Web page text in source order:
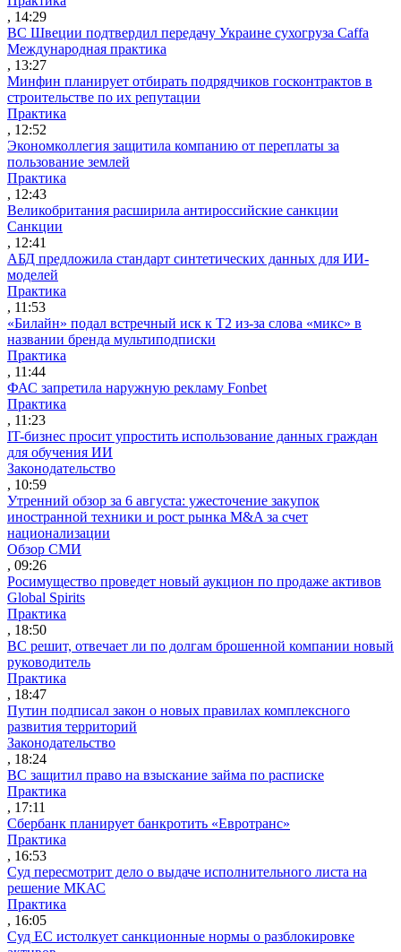
, 14:29
ВС Швеции подтвердил передачу Украине сухогруза Caffa
Международная практика
, 13:27
Минфин планирует отбирать подрядчиков госконтрактов в
строительстве по их репутации
Практика
, 12:52
Экономколлегия защитила компанию от переплаты за
пользование землей
Практика
, 12:43
Великобритания расширила антироссийские санкции
Санкции
, 12:41
АБД предложила стандарт синтетических данных для ИИ-
моделей
Практика
, 11:53
«Билайн» подал встречный иск к Т2 из-за слова «микс» в
названии бренда мультиподписки
Практика
, 11:44
ФАС запретила наружную рекламу Fonbet
Практика
, 11:23
IT-бизнес просит упростить использование данных граждан
для обучения ИИ
Законодательство
, 10:59
Утренний обзор за 6 августа: ужесточение закупок
иностранной техники и рост рынка M&A за счет
национализации
Обзор СМИ
, 09:26
Росимущество проведет новый аукцион по продаже активов
Global Spirits
Практика
, 18:50
ВС решит, отвечает ли по долгам брошенной компании новый
руководитель
Практика
, 18:47
Путин подписал закон о новых правилах комплексного
развития территорий
Законодательство
, 18:24
ВС защитил право на взыскание займа по расписке
Практика
, 17:11
Сбербанк планирует банкротить «Евротранс»
Практика
, 16:53
Суд пересмотрит дело о выдаче исполнительного листа на
решение МКАС
Практика
, 16:05
Суд ЕС истолкует санкционные нормы о разблокировке